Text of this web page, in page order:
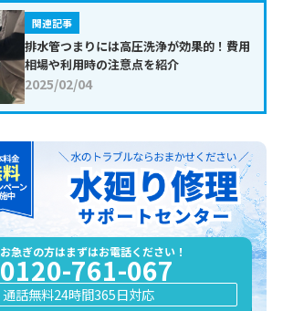
関連記事
排水管つまりには高圧洗浄が効果的！費用
相場や利用時の注意点を紹介
2025/02/04
お急ぎの方はまずはお電話ください！
0120-761-067
通話無料24時間365日対応